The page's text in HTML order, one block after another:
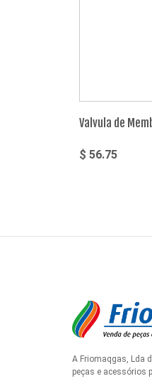
Valvula de
$ 56.75
A Friomaqgas, Lda
peças e acessórios